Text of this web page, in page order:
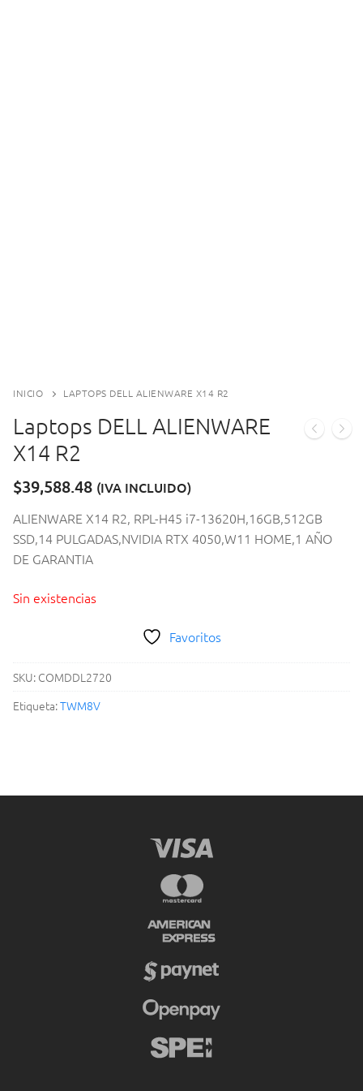
INICIO LAPTOPS DELL ALIENWARE X14 R2
Laptops DELL ALIENWARE
X14 R2
$39,588.48 (IVA INCLUIDO)
ALIENWARE X14 R2, RPL-H45 i7-13620H,16GB,512GB
SSD,14 PULGADAS,NVIDIA RTX 4050,W11 HOME,1 AÑO
DE GARANTIA
Sin existencias
Favoritos
SKU: COMDDL2720
Etiqueta:TWM8V